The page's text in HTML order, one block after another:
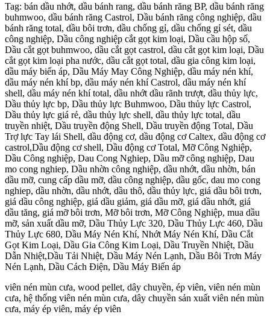
Tag: bán dầu nhớt, dầu bánh rang, dầu bánh răng BP, dầu bánh răng
buhmwoo, dầu bánh răng Castrol, Dầu bánh răng công nghiệp, dầu
bánh răng total, dầu bôi trơn, dầu chống gỉ, dầu chống gỉ sét, dầu
công nghiệp, Dầu công nghiệp cắt gọt kim loại, Dầu cầu hộp số,
Dầu cắt gọt buhmwoo, dầu cắt gọt castrol, dầu cắt gọt kim loại, Dầu
cắt gọt kim loại pha nước, dầu cắt gọt total, dầu gia công kim loại,
dầu máy biến áp, Dầu Máy May Công Nghiệp, dầu máy nén khí,
dầu máy nén khí bp, dầu máy nén khí Castrol, dầu máy nén khí
shell, dầu máy nén khí total, dầu nhớt dầu rãnh trượt, dầu thủy lực,
Dầu thủy lực bp, Dầu thủy lực Buhmwoo, Dầu thủy lực Castrol,
Dầu thủy lực giá rẻ, dầu thủy lực shell, dầu thủy lực total, dầu
truyền nhiệt, Dầu truyền động Shell, Dầu truyền động Total, Dầu
Trợ lực Tay lái Shell, dầu động cơ, dầu động cơ Caltex, dầu động cơ
castrol,Dầu động cơ shell, Dầu động cơ Total, Mỡ Công Nghiệp,
Dầu Công nghiệp, Dau Cong Nghiep, Dầu mỡ công nghiệp, Dau
mo cong nghiep, Dầu nhờn công nghiệp, dầu nhớt, dầu nhờn, bán
dầu mỡ, cung cấp dầu mỡ, dầu công nghiệp, dầu gốc, dau mo cong
nghiep, dầu nhờn, dầu nhớt, dầu thô, dầu thủy lực, giá dầu bôi trơn,
giá dầu công nghiệp, giá dầu giảm, giá dầu mỡ, giá dầu nhớt, giá
dầu tăng, giá mỡ bôi trơn, Mỡ bôi trơn, Mỡ Công Nghiệp, mua dầu
mỡ, sản xuất dầu mỡ, Dầu Thủy Lực 320, Dầu Thủy Lực 460, Dầu
Thủy Lực 680, Dầu Máy Nén Khí, Nhớt Máy Nén Khí, Dầu Cắt
Gọt Kim Loại, Dầu Gia Công Kim Loại, Dầu Truyền Nhiệt, Dầu
Dẫn Nhiệt,Dầu Tải Nhiệt, Dầu Máy Nén Lạnh, Dầu Bôi Trơn Máy
Nén Lạnh, Dầu Cách Điện, Dầu Máy Biến áp
viên nén mùn cưa, wood pellet, dây chuyền, ép viên, viên nén mùn
cưa, hệ thống viên nén mùn cưa, dây chuyền sản xuất viên nén mùn
cưa, máy ép viên, máy ép viên